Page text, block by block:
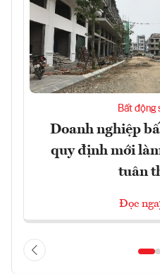
Bất động
Doanh nghiệp
quy định mới
tuân
Đọc